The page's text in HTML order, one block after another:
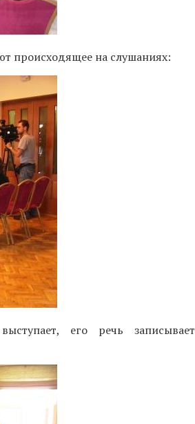
происходящее на слушаниях:
его речь записывает